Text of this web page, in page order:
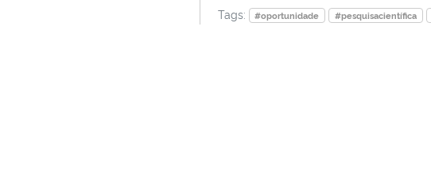
Tags:
#oportunidade #pesquisacientífica